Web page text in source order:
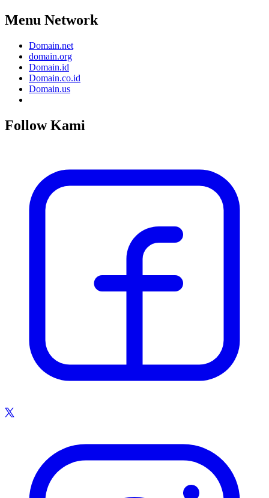
Menu Network
Domain.net
domain.org
Domain.id
Domain.co.id
Domain.us
Follow Kami